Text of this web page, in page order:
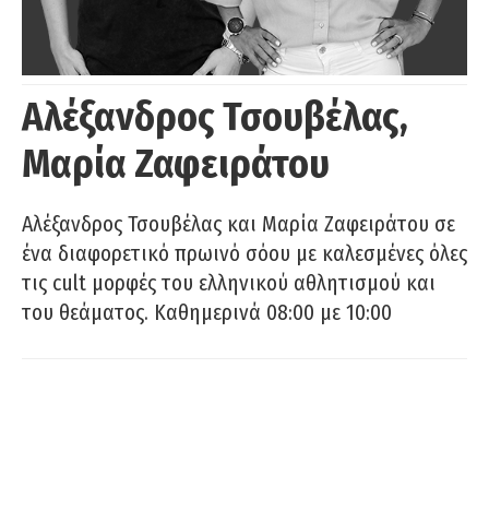
Αλέξανδρος Τσουβέλας,
Μαρία Ζαφειράτου
Αλέξανδρος Τσουβέλας και Μαρία Ζαφειράτου σε
ένα διαφορετικό πρωινό σόου με καλεσμένες όλες
τις cult μορφές του ελληνικού αθλητισμού και
του θεάματος. Καθημερινά 08:00 με 10:00